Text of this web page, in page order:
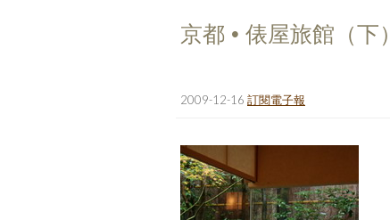
京都 • 俵屋旅館（下）
2009-12-16 訂閱電子報